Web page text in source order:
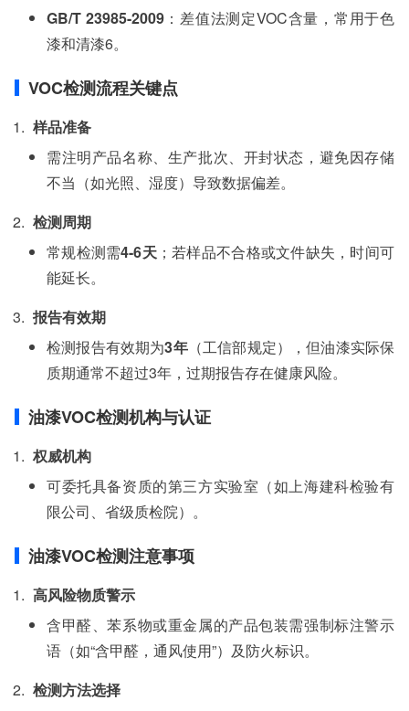
GB/T 23985-2009‌：差值法测定VOC含量，常用于色
漆和清漆6。
VOC检测流程关键点
样品准备
需注明产品名称、生产批次、开封状态，避免因存储
不当（如光照、湿度）导致数据偏差。
检测周期
常规检测需‌4-6天‌；若样品不合格或文件缺失，时间可
能延长。
报告有效期
检测报告有效期为‌3年‌（工信部规定），但油漆实际保
质期通常不超过3年，过期报告存在健康风险。
油漆VOC检测机构与认证
权威机构
可委托具备资质的第三方实验室（如上海建科检验有
限公司、省级质检院）。
油漆VOC检测注意事项
高风险物质警示
含甲醛、苯系物或重金属的产品包装需强制标注警示
语（如“含甲醛，通风使用”）及防火标识。
检测方法选择